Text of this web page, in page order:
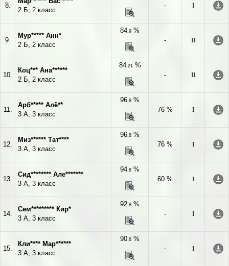
8.
2 Б, 2 класс
-
I
9.
Мур***** Анн*
2 Б, 2 класс
84,9 %
-
II
10.
Коц*** Ана******
2 Б, 2 класс
84,21%
-
II
11.
Арб***** Алё**
3 А, 3 класс
96,8 %
76 %
I
12.
Миз****** Тат****
3 А, 3 класс
96,8 %
76 %
I
13.
Сид******** Але*******
3 А, 3 класс
94,8 %
60 %
I
14.
Сем********* Кир*
3 А, 3 класс
92,8 %
-
I
15.
Кли**** Мар******
3 А, 3 класс
90,6 %
-
I